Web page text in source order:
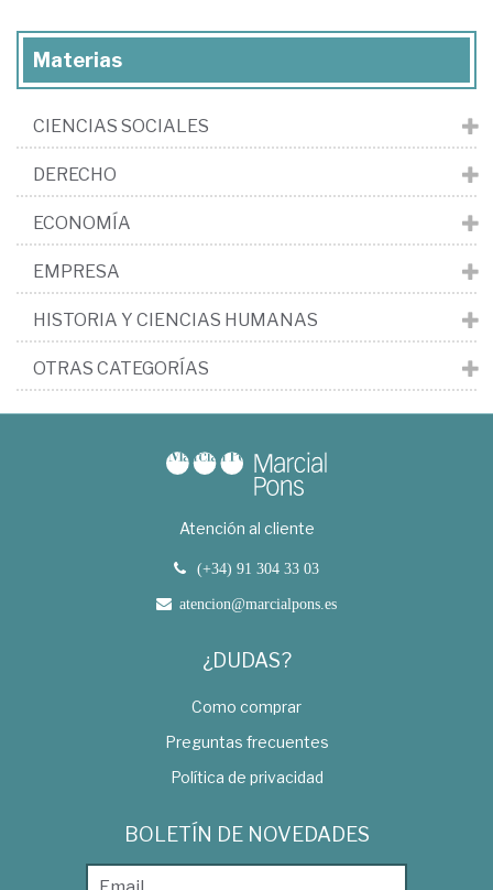
Materias
CIENCIAS SOCIALES
DERECHO
ECONOMÍA
EMPRESA
HISTORIA Y CIENCIAS HUMANAS
OTRAS CATEGORÍAS
Atención al cliente
(+34) 91 304 33 03
atencion@marcialpons.es
¿DUDAS?
Como comprar
Preguntas frecuentes
Política de privacidad
BOLETÍN DE NOVEDADES